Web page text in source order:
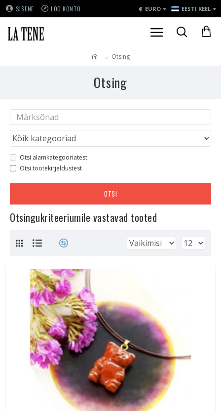
SISENE LOO KONTO € EURO EESTI KEEL
Otsing
Otsing
Otsi alamkategooriatest
Otsi tootekirjeldustest
OTSI
Otsingukriteeriumile vastavad tooted